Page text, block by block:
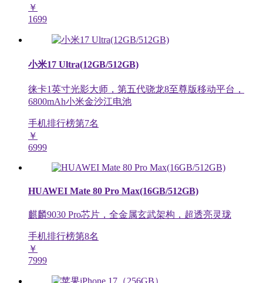
￥
1699
小米17 Ultra(12GB/512GB)
徕卡1英寸光影大师，第五代骁龙8至尊版移动平台，
6800mAh小米金沙江电池
手机排行榜第7名
￥
6999
HUAWEI Mate 80 Pro Max(16GB/512GB)
麒麟9030 Pro芯片，全金属玄武架构，超透亮灵珑
手机排行榜第8名
￥
7999